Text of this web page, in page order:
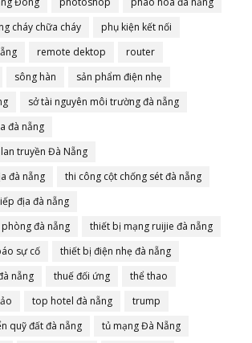
cháy chữa cháy
phụ kiện kết nối
remote dektop
router
sông hàn
sản phẩm điện nhẹ
sở tài nguyên môi trường đà nẵng
đà nẵng
truyền Đà Nẵng
đà nẵng
thi công cột chống sét đà nẵng
địa đà nẵng
đà nẵng
thiết bị mạng ruijie đà nẵng
sự cố
thiết bị điện nhẹ đà nẵng
nẵng
thuế đối ứng
thể thao
top hotel đà nẵng
trump
quỹ đất đà nẵng
tủ mạng Đà Nẵng